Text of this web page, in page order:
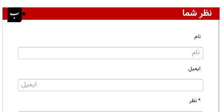
نظر شما
نام
ایمیل
* نظر